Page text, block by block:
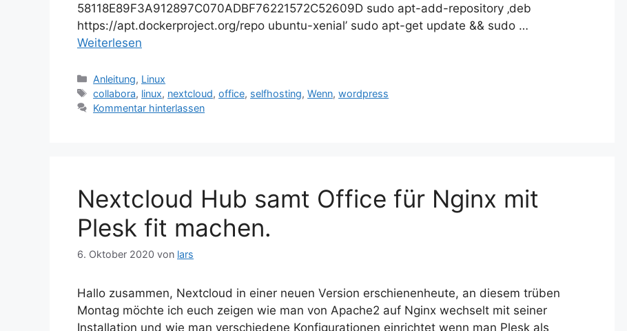
58118E89F3A912897C070ADBF76221572C52609D sudo apt-add-repository ‚deb
https://apt.dockerproject.org/repo ubuntu-xenial’ sudo apt-get update && sudo …
Weiterlesen
Kategorien
Anleitung, Linux
Schlagwörter
collabora, linux, nextcloud,office, selfhosting,Wenn,wordpress
Kommentar hinterlassen
Nextcloud Hub samt Office für Nginx mit
Plesk fit machen.
6. Oktober 2020 von lars
Hallo zusammen, Nextcloud in einer neuen Version erschienenheute, an diesem trüben
Montag möchte ich euch zeigen wie man von Apache2 auf Nginx wechselt mit seiner
Installation und wie man verschiedene Konfigurationen einrichtet wenn man Plesk als